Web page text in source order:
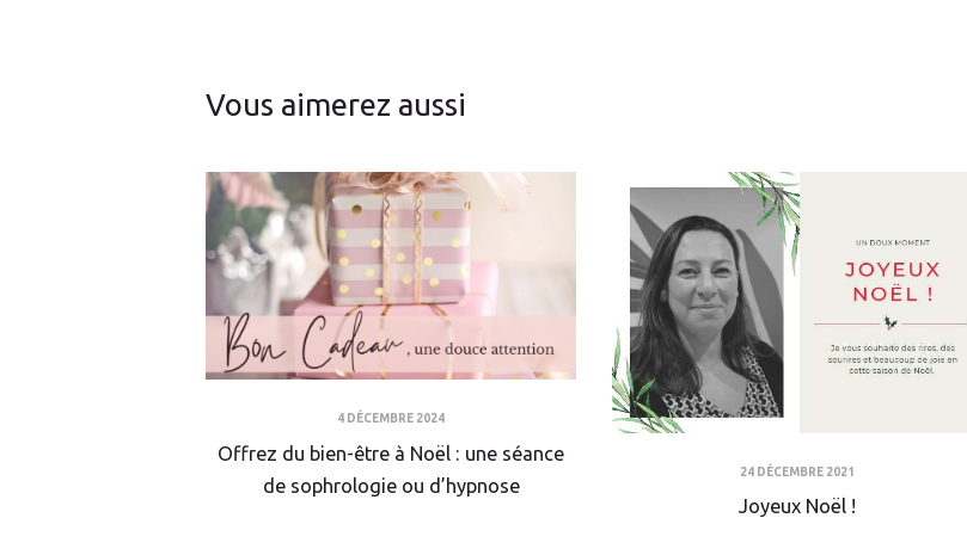
Vous aimerez aussi
4 DÉCEMBRE 2024
Offrez du bien-être à Noël : une séance
de sophrologie ou d’hypnose
24 DÉCEMBRE 2021
Joyeux Noël !